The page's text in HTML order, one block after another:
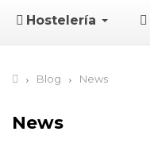
Hostelería
Blog News
News